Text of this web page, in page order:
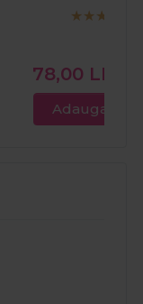
78,00 LEI
Adauga in